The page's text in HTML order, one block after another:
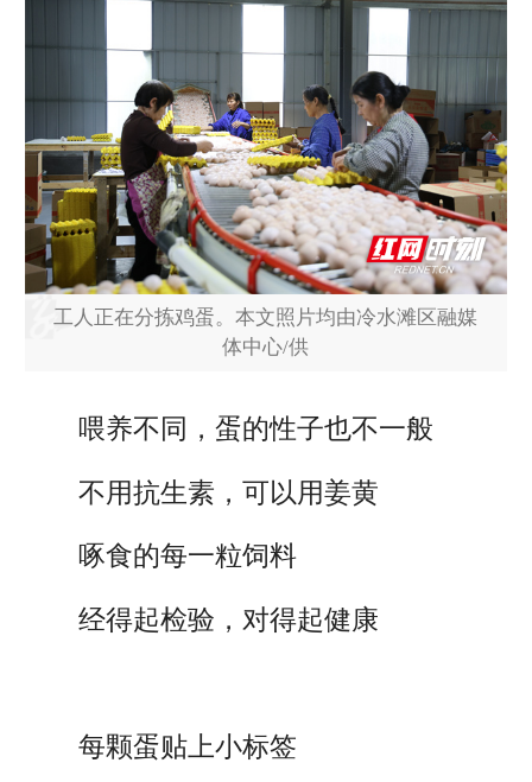
工人正在分拣鸡蛋。本文照片均由冷水滩区融媒
体中心/供
喂养不同，蛋的性子也不一般
不用抗生素，可以用姜黄
啄食的每一粒饲料
经得起检验，对得起健康
每颗蛋贴上小标签